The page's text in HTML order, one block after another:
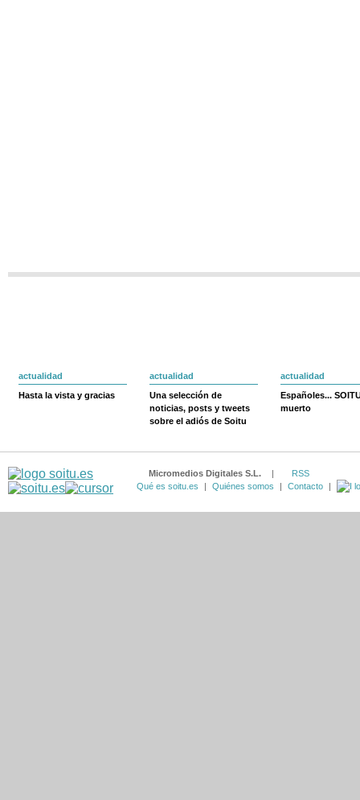
actualidad
Hasta la vista y gracias
actualidad
Una selección de
noticias, posts y tweets
sobre el adiós de Soitu
actualidad
Españoles...
muerto
Micromedios Digitales S.L. |
RSS
Qué es soitu.es
| Quiénes somos | Contacto |